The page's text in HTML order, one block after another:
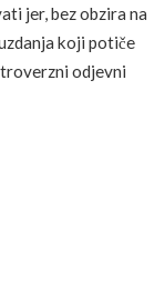
jer, bez obzira na
koji potiče
odjevni